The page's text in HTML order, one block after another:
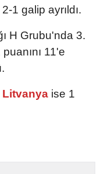
1 galip ayrıldı.
H Grubu'nda 3.
11'e
Litvanya ise 1